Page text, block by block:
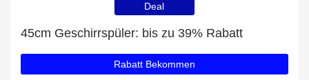
Deal
45cm Geschirrspüler: bis zu 39% Rabatt
Rabatt Bekommen